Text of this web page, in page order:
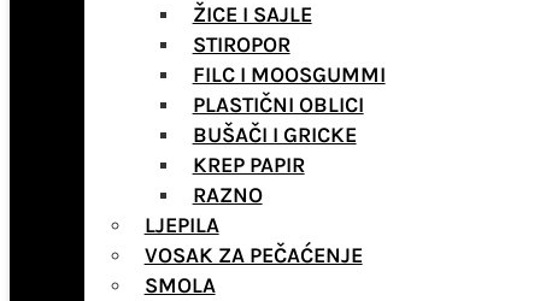
ŽICE I SAJLE
STIROPOR
FILC I MOOSGUMMI
PLASTIČNI OBLICI
BUŠAČI I GRICKE
KREP PAPIR
RAZNO
LJEPILA
VOSAK ZA PEČAĆENJE
SMOLA